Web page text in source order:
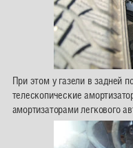
При этом у газели в задней
телескопические
амортизаторами легкового